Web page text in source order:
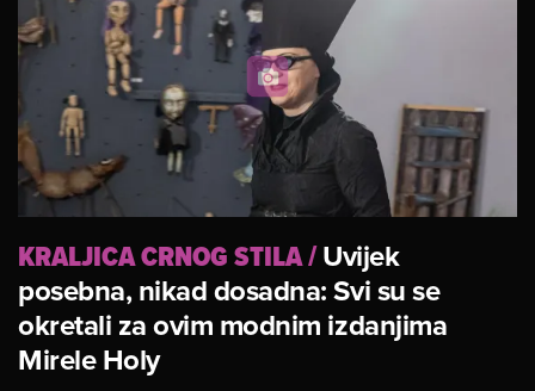
KRALJICA CRNOG STILA/Uvijek
posebna, nikad dosadna: Svi su se
okretali za ovim modnim izdanjima
Mirele Holy